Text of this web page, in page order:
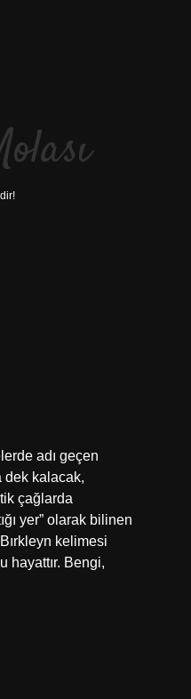
adı geçen
dek kalacak,
çağlarda
yer” olarak bilinen
kelimesi
hayattır. Bengi,